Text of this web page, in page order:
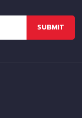
SUBMIT